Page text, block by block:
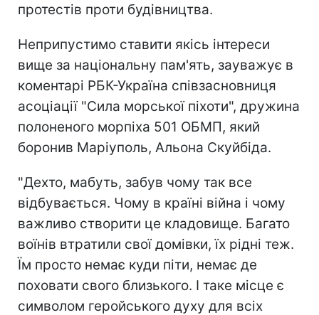
протестів проти будівництва.
Неприпустимо ставити якісь інтереси
вище за національну пам'ять, зауважує в
коментарі РБК-Україна співзасновниця
асоціації "Сила морської піхоти", дружина
полоненого морпіха 501 ОБМП, який
боронив Маріуполь, Альона Скуйбіда.
"Дехто, мабуть, забув чому так все
відбувається. Чому в країні війна і чому
важливо створити це кладовище. Багато
воїнів втратили свої домівки, їх рідні теж.
Їм просто немає куди піти, немає де
поховати свого близького. І таке місце є
символом геройського духу для всіх